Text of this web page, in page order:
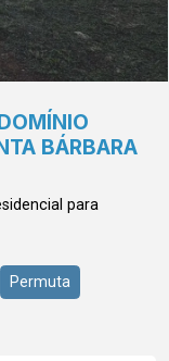
BÁRBARA
para
Permuta